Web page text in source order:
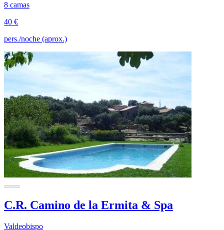
8 camas
40 €
pers./noche (aprox.)
C.R. Camino de la Ermita & Spa
Valdeobispo